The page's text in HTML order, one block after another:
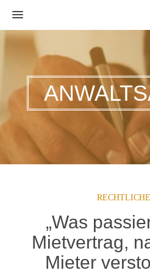
MENU
„Was
Mietvertrag,
Mieter